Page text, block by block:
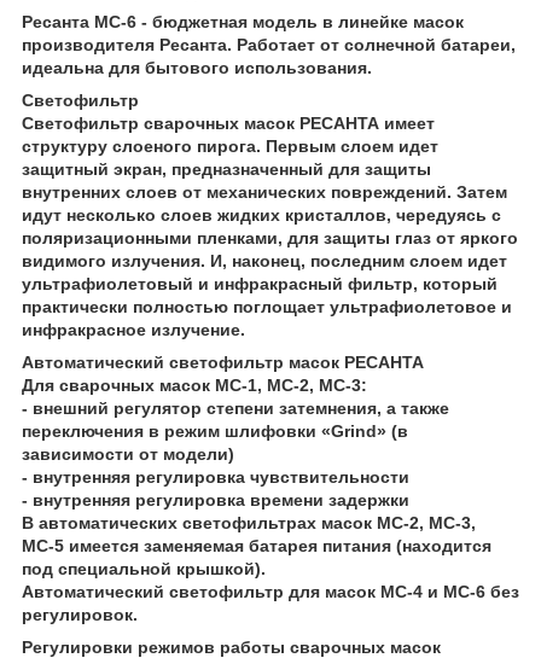
Ресанта МС-6 - бюджетная модель в линейке масок
производителя Ресанта. Работает от солнечной батареи,
идеальна для бытового использования.
Светофильтр
Светофильтр сварочных масок РЕСАНТА имеет
структуру слоеного пирога. Первым слоем идет
защитный экран, предназначенный для защиты
внутренних слоев от механических повреждений. Затем
идут несколько слоев жидких кристаллов, чередуясь с
поляризационными пленками, для защиты глаз от яркого
видимого излучения. И, наконец, последним слоем идет
ультрафиолетовый и инфракрасный фильтр, который
практически полностью поглощает ультрафиолетовое и
инфракрасное излучение.
Автоматический светофильтр масок РЕСАНТА
Для сварочных масок МС-1, МС-2, МС-3:
- внешний регулятор степени затемнения, а также
переключения в режим шлифовки «Grind» (в
зависимости от модели)
- внутренняя регулировка чувствительности
- внутренняя регулировка времени задержки
В автоматических светофильтрах масок МС-2, МС-3,
МС-5 имеется заменяемая батарея питания (находится
под специальной крышкой).
Автоматический светофильтр для масок МС-4 и МС-6 без
регулировок.
Регулировки режимов работы сварочных масок